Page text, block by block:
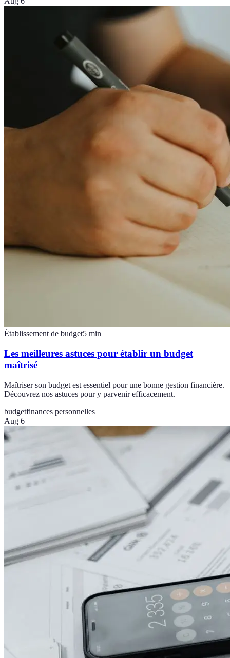
Établissement de budget5 min
Les meilleures astuces pour établir un budget
maîtrisé
Maîtriser son budget est essentiel pour une bonne gestion financière.
Découvrez nos astuces pour y parvenir efficacement.
budgetfinances personnelles
Aug 6